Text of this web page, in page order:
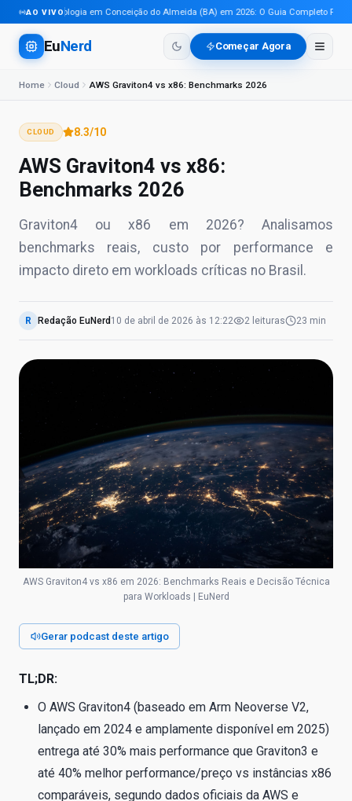
AO VIVO
Tecnologia em Conceição do Almeida (BA) em 2026: O Guia Completo Para
EuNerd Começar Agora
Home Cloud AWS Graviton4 vs x86: Benchmarks 2026
CLOUD 8.3/10
AWS Graviton4 vs x86:
Benchmarks 2026
Graviton4 ou x86 em 2026? Analisamos
benchmarks reais, custo por performance e
impacto direto em workloads críticas no Brasil.
R Redação EuNerd 10 de abril de 2026 às 12:22 2 leituras 23 min
AWS Graviton4 vs x86 em 2026: Benchmarks Reais e Decisão Técnica
para Workloads | EuNerd
Gerar podcast deste artigo
TL;DR:
O AWS Graviton4 (baseado em Arm Neoverse V2,
lançado em 2024 e amplamente disponível em 2025)
entrega até 30% mais performance que Graviton3 e
até 40% melhor performance/preço vs instâncias x86
comparáveis, segundo dados oficiais da AWS e